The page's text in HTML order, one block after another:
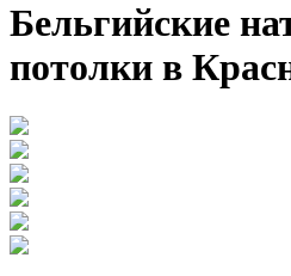
Бельгийские
потолки в